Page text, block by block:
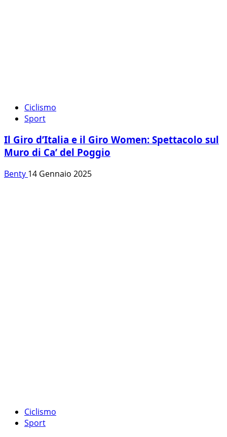
Ciclismo
Sport
Il Giro d’Italia e il Giro Women: Spettacolo sul
Muro di Ca’ del Poggio
Benty 14 Gennaio 2025
Ciclismo
Sport